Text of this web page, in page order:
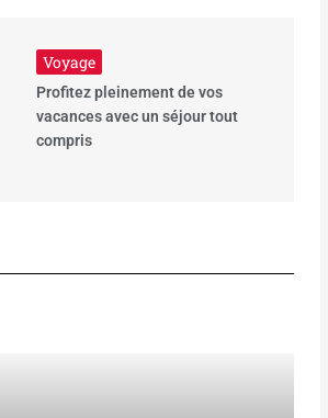
Voyage
Profitez pleinement de vos
vacances avec un séjour tout
compris